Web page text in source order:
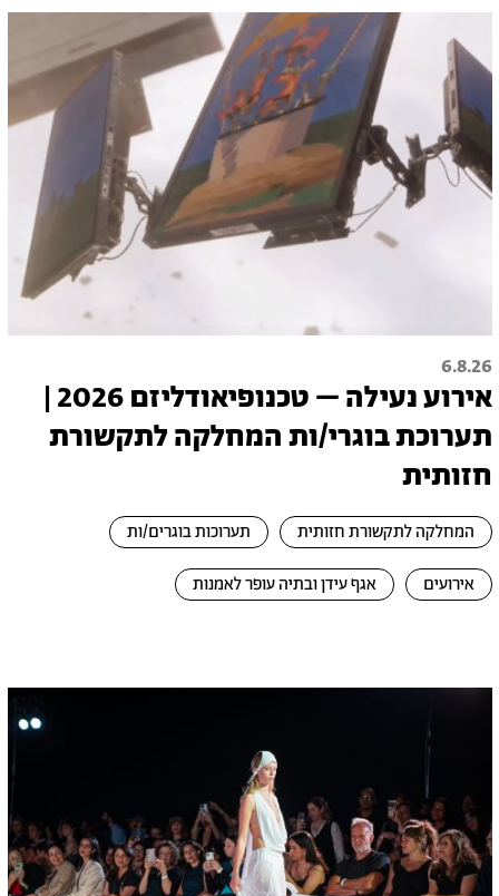
6.8.26
אירוע נעילה – טכנופיאודליזם 2026 |
תערוכת בוגרי/ות המחלקה לתקשורת
חזותית
המחלקה לתקשורת חזותית תערוכות בוגרים/ות
אירועים אגף עידן ובתיה עופר לאמנות